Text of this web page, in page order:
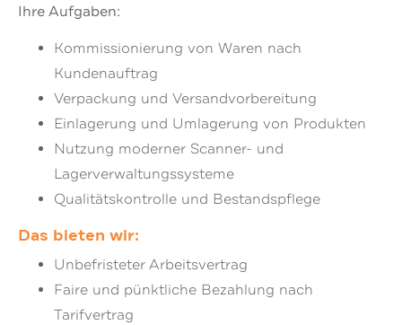
Ihre Aufgaben:
Kommissionierung von Waren nach
Kundenauftrag
Verpackung und Versandvorbereitung
Einlagerung und Umlagerung von Produkten
Nutzung moderner Scanner- und
Lagerverwaltungssysteme
Qualitätskontrolle und Bestandspflege
Das bieten wir:
Unbefristeter Arbeitsvertrag
Faire und pünktliche Bezahlung nach
Tarifvertrag